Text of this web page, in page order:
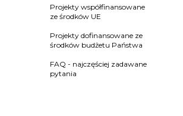
Projekty współfinansowane
ze środków UE
Projekty dofinansowane ze
środków budżetu Państwa
FAQ - najczęściej zadawane
pytania